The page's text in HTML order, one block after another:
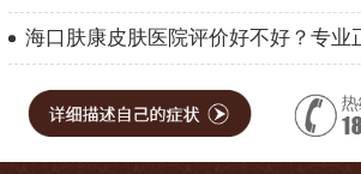
海口肤康皮肤医院评价好不好？专业